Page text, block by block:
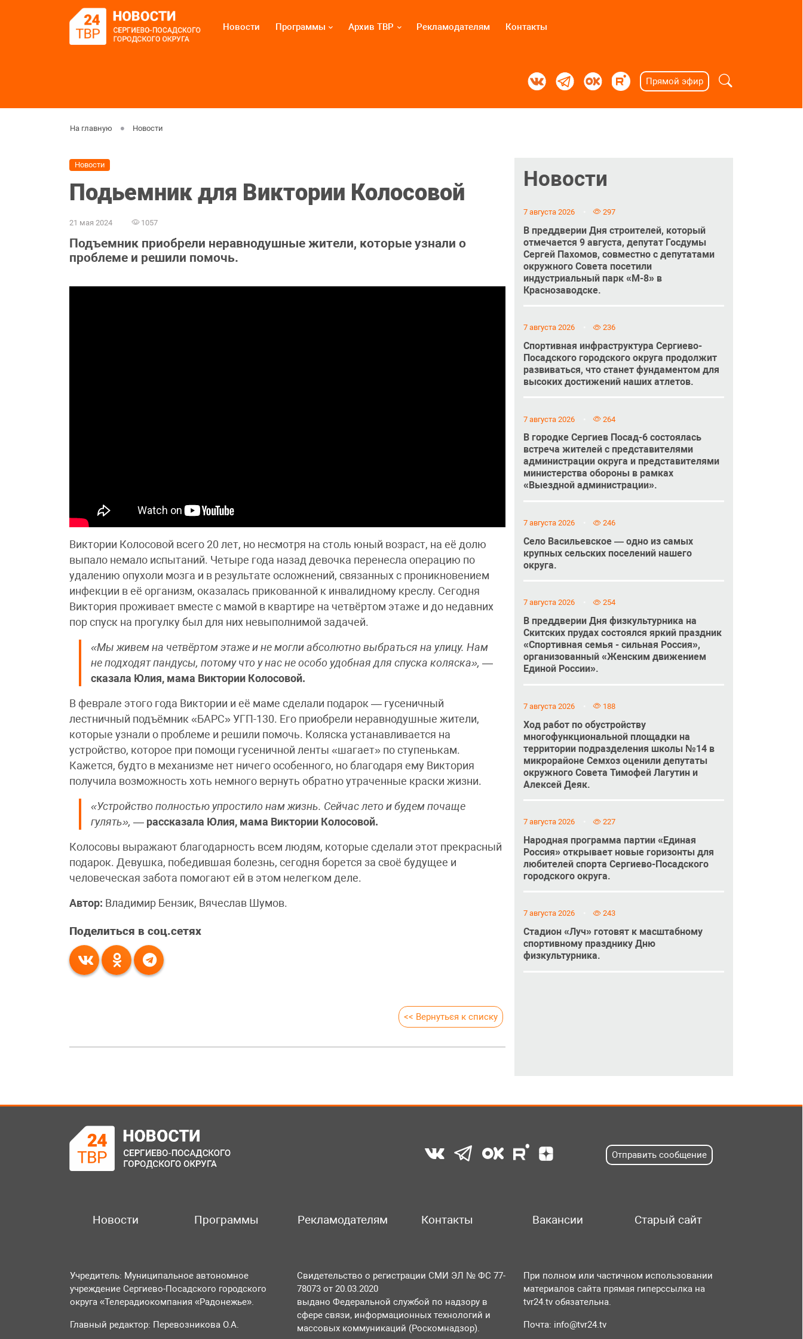
Новости Программы Архив ТВР Рекламодателям Контакты
Прямой эфир
На главную Новости
Новости
Подьемник для Виктории Колосовой
21 мая 2024 1057
Подъемник приобрели неравнодушные жители, которые узнали о
проблеме и решили помочь.
Виктории Колосовой всего 20 лет, но несмотря на столь юный возраст, на её долю
выпало немало испытаний. Четыре года назад девочка перенесла операцию по
удалению опухоли мозга и в результате осложнений, связанных с проникновением
инфекции в её организм, оказалась прикованной к инвалидному креслу. Сегодня
Виктория проживает вместе с мамой в квартире на четвёртом этаже и до недавних
пор спуск на прогулку был для них невыполнимой задачей.
«Мы живем на четвёртом этаже и не могли абсолютно выбраться на улицу. Нам
не подходят пандусы, потому что у нас не особо удобная для спуска коляска», —
сказала Юлия, мама Виктории Колосовой.
В феврале этого года Виктории и её маме сделали подарок — гусеничный
лестничный подъёмник «БАРС» УГП-130. Его приобрели неравнодушные жители,
которые узнали о проблеме и решили помочь. Коляска устанавливается на
устройство, которое при помощи гусеничной ленты «шагает» по ступенькам.
Кажется, будто в механизме нет ничего особенного, но благодаря ему Виктория
получила возможность хоть немного вернуть обратно утраченные краски жизни.
«Устройство полностью упростило нам жизнь. Сейчас лето и будем почаще
гулять»,— рассказала Юлия, мама Виктории Колосовой.
Колосовы выражают благодарность всем людям, которые сделали этот прекрасный
подарок. Девушка, победившая болезнь, сегодня борется за своё будущее и
человеческая забота помогают ей в этом нелегком деле.
Автор: Владимир Бензик, Вячеслав Шумов.
Поделиться в соц.сетях
<< Вернуться к списку
Новости
7 августа 2026 297
В преддверии Дня строителей, который
отмечается 9 августа, депутат Госдумы
Сергей Пахомов, совместно с депутатами
окружного Совета посетили
индустриальный парк «М-8» в
Краснозаводске.
7 августа 2026 236
Спортивная инфраструктура Сергиево-
Посадского городского округа продолжит
развиваться, что станет фундаментом для
высоких достижений наших атлетов.
7 августа 2026 264
В городке Сергиев Посад-6 состоялась
встреча жителей с представителями
администрации округа и представителями
министерства обороны в рамках
«Выездной администрации».
7 августа 2026 246
Село Васильевское — одно из самых
крупных сельских поселений нашего
округа.
7 августа 2026 254
В преддверии Дня физкультурника на
Скитских прудах состоялся яркий праздник
«Спортивная семья - сильная Россия»,
организованный «Женским движением
Единой России».
7 августа 2026 188
Ход работ по обустройству
многофункциональной площадки на
территории подразделения школы №14 в
микрорайоне Семхоз оценили депутаты
окружного Совета Тимофей Лагутин и
Алексей Деяк.
7 августа 2026 227
Народная программа партии «Единая
Россия» открывает новые горизонты для
любителей спорта Сергиево-Посадского
городского округа.
7 августа 2026 243
Стадион «Луч» готовят к масштабному
спортивному празднику Дню
физкультурника.
Отправить сообщение
Новости Программы Рекламодателям Контакты Вакансии Старый сайт
Учредитель: Муниципальное автономное
учреждение Сергиево-Посадского городского
округа «Телерадиокомпания «Радонежье».
Главный редактор: Перевозникова О.А.
Свидетельство о регистрации СМИ ЭЛ № ФС 77-
78073 от 20.03.2020
выдано Федеральной службой по надзору в
сфере связи, информационных технологий и
массовых коммуникаций (Роскомнадзор).
При полном или частичном использовании
материалов сайта прямая гиперссылка на
tvr24.tv обязательна.
Почта: info@tvr24.tv